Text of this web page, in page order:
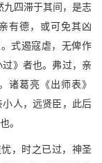
九四滞于其间，是志
有德，或可免其凶
式遏寇虐，无俾作
》者也。弗过，亲
诸葛亮《出师表》
人，远贤臣，此后
。
，时之已过，神圣